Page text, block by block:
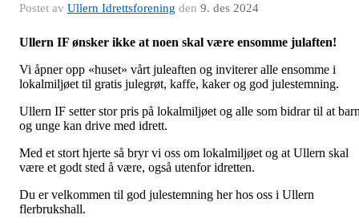
Postet av Ullern Idrettsforening den 9. des 2024
Ullern IF ønsker ikke at noen skal være ensomme julaften!
Vi åpner opp «huset» vårt juleaften og inviterer alle ensomme i
lokalmiljøet til gratis julegrøt, kaffe, kaker og god julestemning.
Ullern IF setter stor pris på lokalmiljøet og alle som bidrar til at
og unge kan drive med idrett.
Med et stort hjerte så bryr vi oss om lokalmiljøet og at Ullern skal
være et godt sted å være, også utenfor idretten.
Du er velkommen til god julestemning her hos oss i Ullern
flerbrukshall.